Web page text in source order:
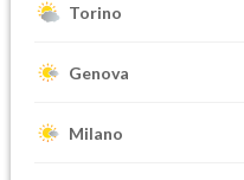
Torino
Genova
Milano